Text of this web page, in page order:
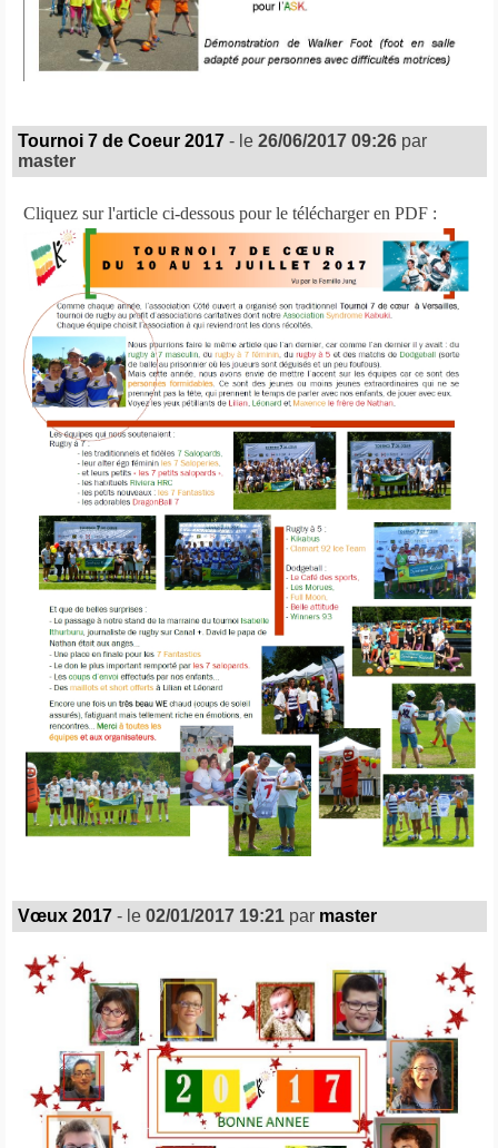
Tournoi 7 de Coeur 2017 - le 26/06/2017 09:26par
master
Cliquez sur l'article ci-dessous pour le télécharger en PDF :
Vœux 2017 - le 02/01/2017 19:21par master